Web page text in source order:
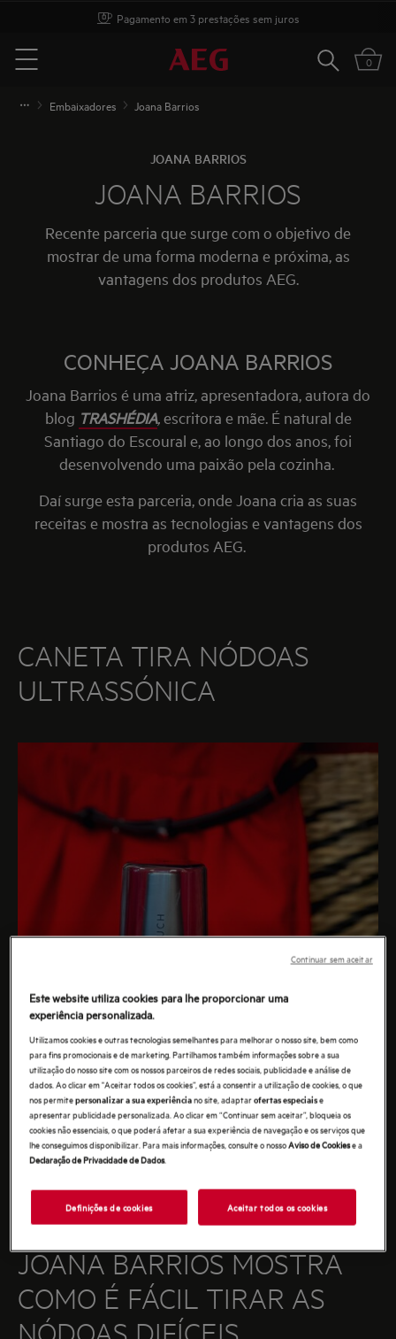
Opções de instalação
Menu
Pesquisar
0
Embaixadores Joana Barrios
JOANA BARRIOS
JOANA BARRIOS
Recente parceria que surge com o objetivo de
mostrar de uma forma moderna e próxima, as
vantagens dos produtos AEG.
CONHEÇA JOANA BARRIOS
Joana Barrios é uma atriz, apresentadora, autora do
blog TRASHÉDIA,escritora e mãe. É natural de
Santiago do Escoural e, ao longo dos anos, foi
desenvolvendo uma paixão pela cozinha.
Daí surge esta parceria, onde Joana cria as suas
receitas e mostra as tecnologias e vantagens dos
produtos AEG.
CANETA TIRA NÓDOAS
ULTRASSÓNICA
JOANA BARRIOS MOSTRA
COMO É FÁCIL TIRAR AS
Este website utiliza cookies para lhe proporcionar uma
experiência personalizada.
Utilizamos cookies e outras tecnologias semelhantes para melhorar o nosso site, bem como
para fins promocionais e de marketing. Partilhamos também informações sobre a sua
utilização do nosso site com os nossos parceiros de redes sociais, publicidade e análise de
dados. Ao clicar em "Aceitar todos os cookies”, está a consentir a utilização de cookies, o que
nos permitepersonalizar a sua experiênciano site, adaptarofertas especiaise
apresentar publicidade personalizada. Ao clicar em “Continuar sem aceitar”, bloqueia os
cookies não essenciais, o que poderá afetar a sua experiência de navegação e os serviços que
lhe conseguimos disponibilizar. Para mais informações, consulte o nossoAviso de Cookiese a
Declaração de Privacidade de Dados.
Definições de cookies Aceitar todos os cookies
Continuar sem aceitar